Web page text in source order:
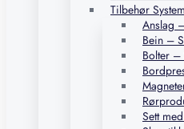
Tilbehør
Anslag
Bein –
Bolter –
Sett